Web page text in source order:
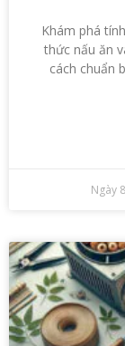
Khám phá
thức nấu ăn
cách chuẩn
Ngày